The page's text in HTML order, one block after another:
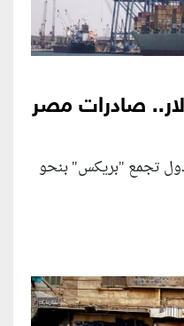
دولار.. صادرات مصر
دول تجمع "بريكس" بنحو